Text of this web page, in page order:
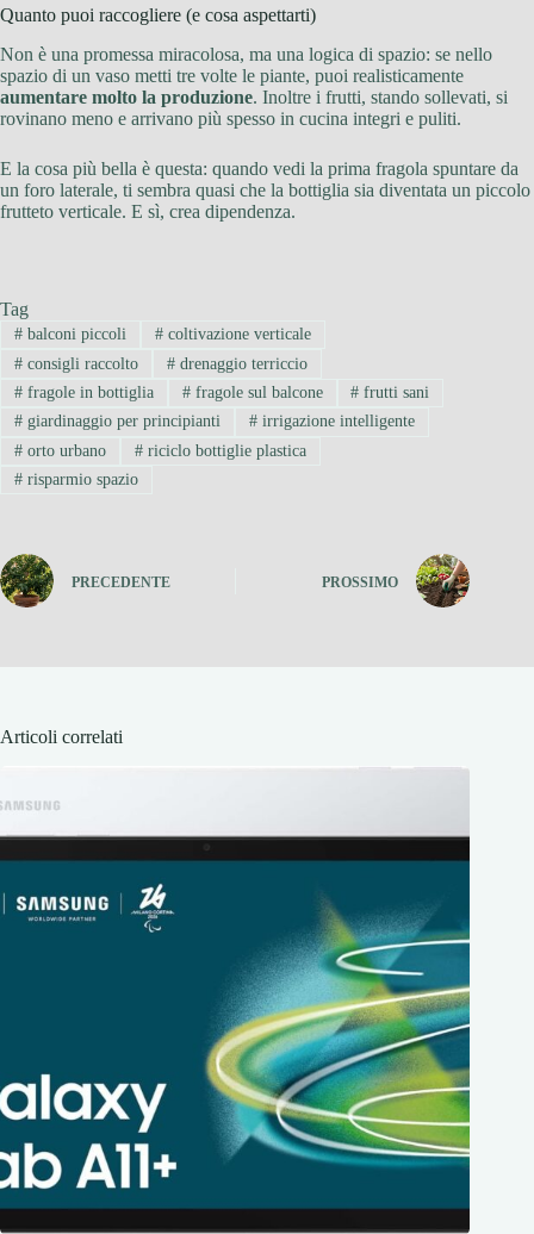
Quanto puoi raccogliere (e cosa aspettarti)
Non è una promessa miracolosa, ma una logica di spazio: se nello
spazio di un vaso metti tre volte le piante, puoi realisticamente
aumentare molto la produzione. Inoltre i frutti, stando sollevati, si
rovinano meno e arrivano più spesso in cucina integri e puliti.
E la cosa più bella è questa: quando vedi la prima fragola spuntare da
un foro laterale, ti sembra quasi che la bottiglia sia diventata un piccolo
frutteto verticale. E sì, crea dipendenza.
Tag
#balconi piccoli #coltivazione verticale
#consigli raccolto #drenaggio terriccio
#fragole in bottiglia #fragole sul balcone # frutti sani
#giardinaggio per principianti #irrigazione intelligente
#orto urbano #riciclo bottiglie plastica
#risparmio spazio
PRECEDENTE PROSSIMO
Articoli correlati